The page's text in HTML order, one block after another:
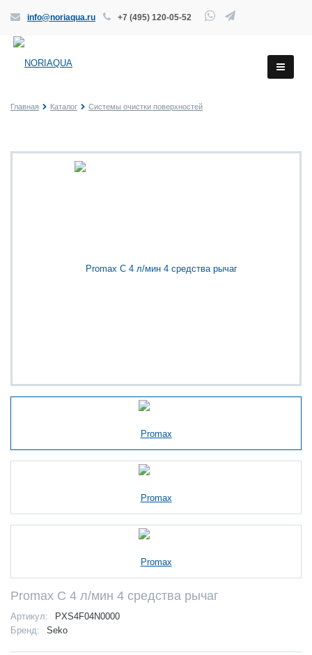
info@noriaqua.ru +7 (495) 120-05-52
Главная Каталог Системы очистки поверхностей
Promax C 4 л/мин 4 средства рычаг
Артикул:
PXS4F04N0000
Бренд:
Seko